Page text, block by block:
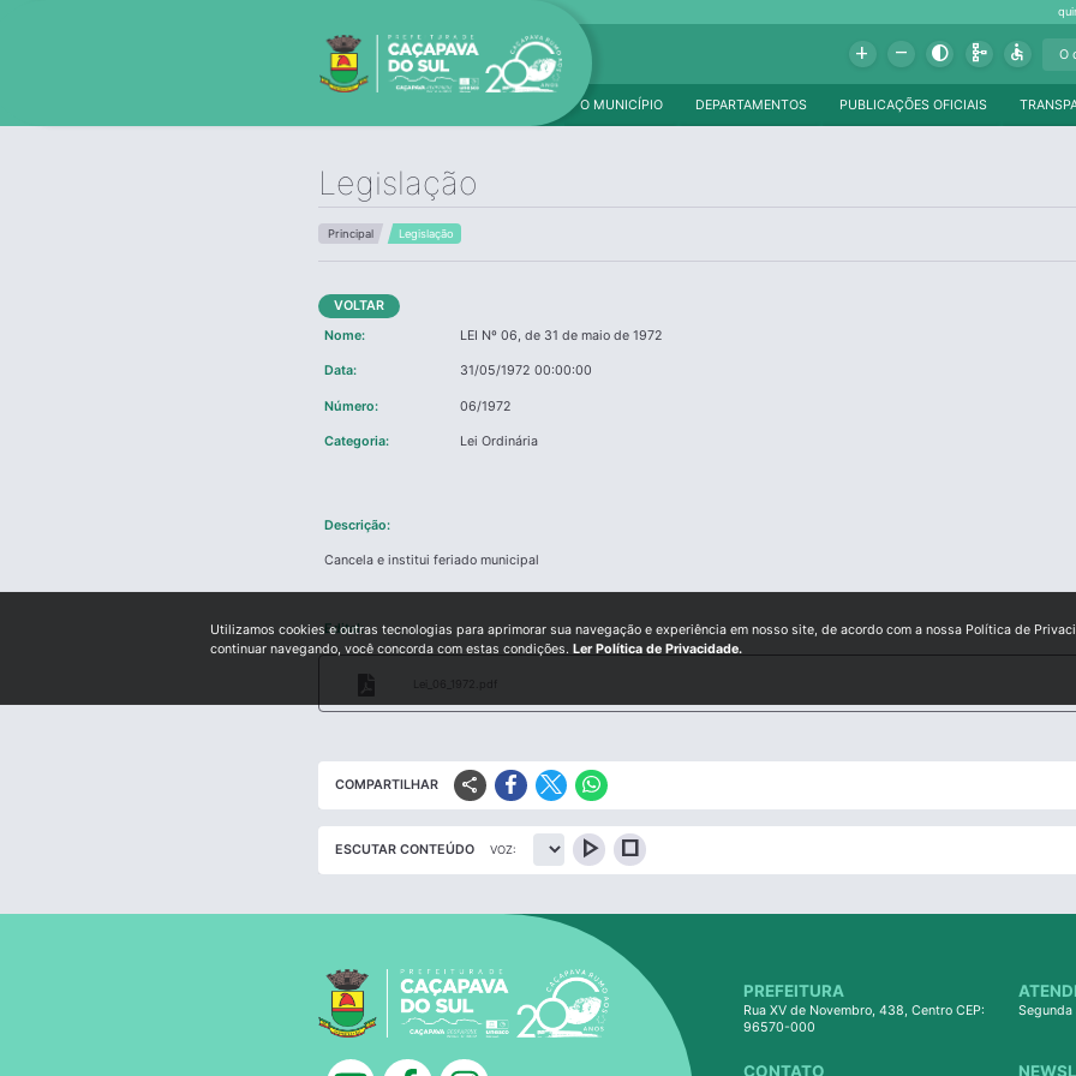
Add Remove Contrast Schema Accessible
PUBLICAÇÕES OFICIAIS
DEPARTAMENTOS
O MUNICÍPIO
Legislação
Principal Legislação
VOLTAR
Nome:
LEI Nº 06, de 31 de maio de 1972
Data: 31/05/1972 00:00:00
Número: 06/1972
Categoria: Lei Ordinária
Descrição:
Cancela e institui feriado municipal
Edital:
Lei_06_1972.pdf
COMPARTILHAR share
ESCUTAR CONTEÚDO VOZ: play_arrow stop
PREFEITURA
Rua XV de Novembro, 438, Centro CEP:
96570-000
Segunda
CONTATO
Utilizamos cookies e outras tecnologias para aprimorar sua navegação e experiência em nosso site, de acordo com a nossa Política de
continuar navegando, você concorda com estas condições. Ler Política de Privacidade.